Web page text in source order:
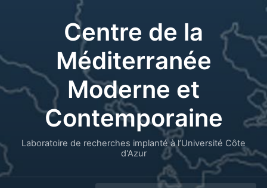
Centre de la
Méditerranée
Moderne et
Contemporaine
Laboratoire de recherches implanté à l’Université Côte
d'Azur